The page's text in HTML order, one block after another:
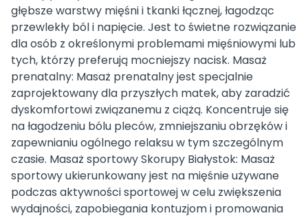
głębsze warstwy mięśni i tkanki łącznej, łagodząc
przewlekły ból i napięcie. Jest to świetne rozwiązanie
dla osób z określonymi problemami mięśniowymi lub
tych, którzy preferują mocniejszy nacisk. Masaż
prenatalny: Masaż prenatalny jest specjalnie
zaprojektowany dla przyszłych matek, aby zaradzić
dyskomfortowi związanemu z ciążą. Koncentruje się
na łagodzeniu bólu pleców, zmniejszaniu obrzęków i
zapewnianiu ogólnego relaksu w tym szczególnym
czasie. Masaż sportowy Skorupy Białystok: Masaż
sportowy ukierunkowany jest na mięśnie używane
podczas aktywności sportowej w celu zwiększenia
wydajności, zapobiegania kontuzjom i promowania